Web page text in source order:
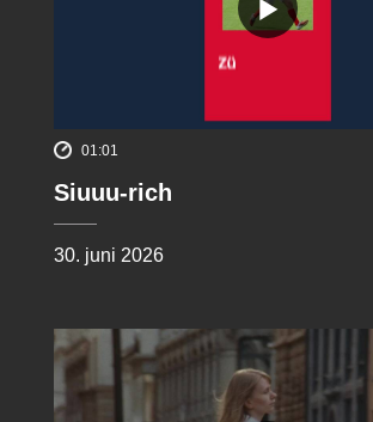
01:01
Siuuu-rich
30. juni 2026